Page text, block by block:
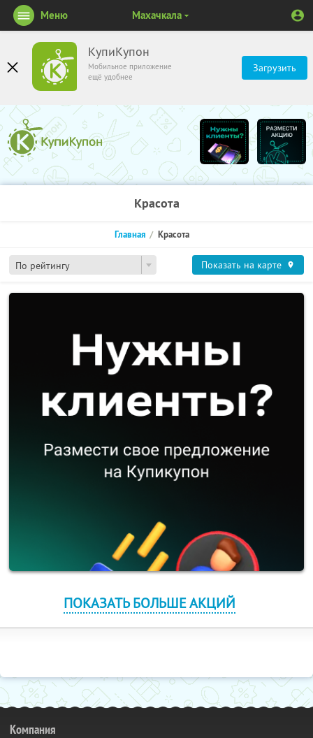
КупиКупон
Мобильное приложение
ещё удобнее
Загрузить
Меню Махачкала
Красота
По рейтингу
Главная Красота
Показать на карте
ПОКАЗАТЬ БОЛЬШЕ АКЦИЙ
Компания